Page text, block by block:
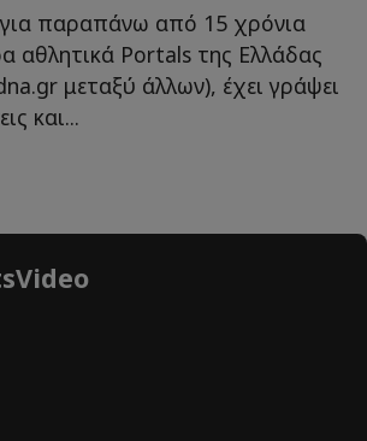
για παραπάνω από 15 χρόνια
αθλητικά Portals της Ελλάδας
μεταξύ άλλων), έχει γράψει
και...